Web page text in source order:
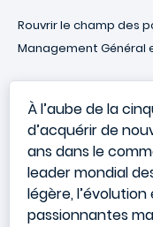
Rouvrir le champ des
Management Général
À l’aube de la
d’acquérir de
ans dans le
leader mondial
légère,
passionnantes